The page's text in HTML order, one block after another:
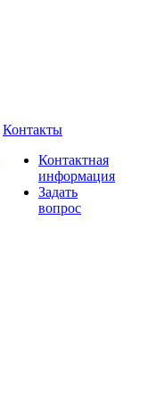
Контакты
Контактная
информация
Задать
вопрос